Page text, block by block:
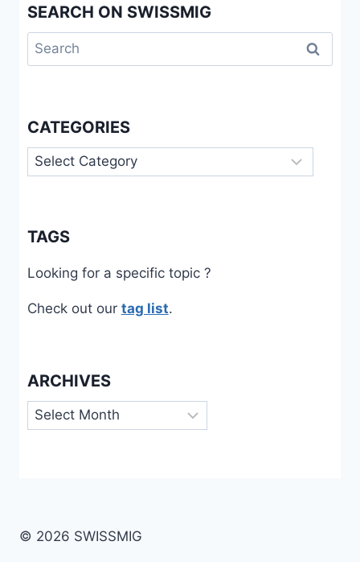
SEARCH ON SWISSMIG
Search
for:
CATEGORIES
Categories
TAGS
Looking for a specific topic ?
Check out our tag list.
ARCHIVES
Archives
© 2026 SWISSMIG